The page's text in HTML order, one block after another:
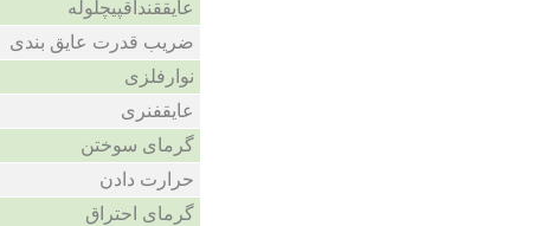
عایققنداقپیچلوله
ضریب قدرت عایق بندی
نوارفلزی
عایقفنری
گرمای سوختن
حرارت دادن
گرمای احتراق